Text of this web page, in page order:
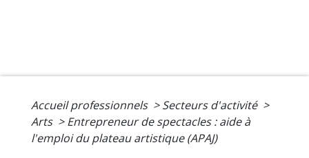
Accueil professionnels > Secteurs d'activité >
Arts > Entrepreneur de spectacles : aide à
l'emploi du plateau artistique (APAJ)